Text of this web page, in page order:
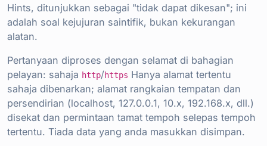
Hints, ditunjukkan sebagai "tidak dapat dikesan"; ini
adalah soal kejujuran saintifik, bukan kekurangan
alatan.
Pertanyaan diproses dengan selamat di bahagian
pelayan: sahaja http/https Hanya alamat tertentu
sahaja dibenarkan; alamat rangkaian tempatan dan
persendirian (localhost, 127.0.0.1, 10.x, 192.168.x, dll.)
disekat dan permintaan tamat tempoh selepas tempoh
tertentu. Tiada data yang anda masukkan disimpan.